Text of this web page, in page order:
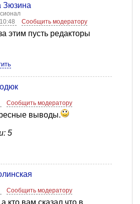
Зюзина
Сообщить модератору
этим пусть редакторы
Сообщить модератору
выводы.
5
Сообщить модератору
кто вам сказал что в